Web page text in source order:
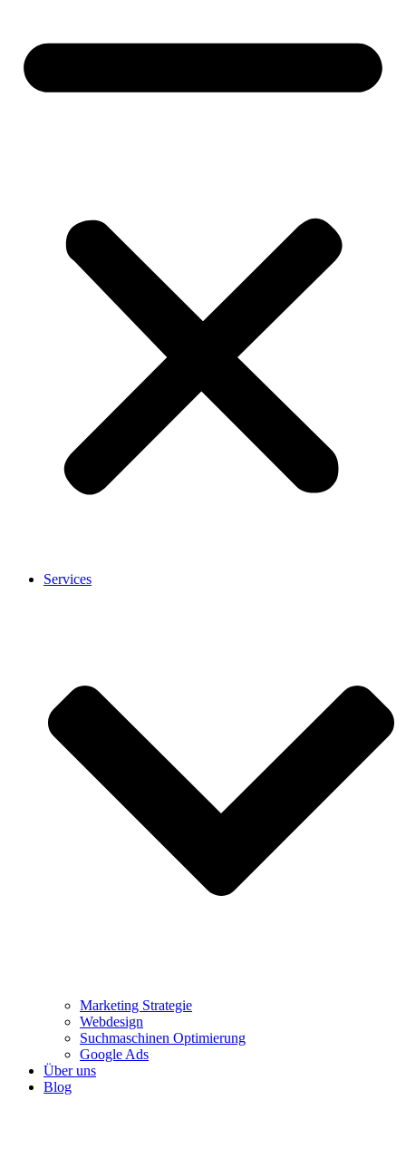
Services
Marketing Strategie
Webdesign
Suchmaschinen Optimierung
Google Ads
Über uns
Blog